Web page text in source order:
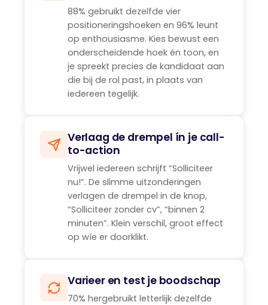
88% gebruikt dezelfde vier
positioneringshoeken en 96% leunt
op enthousiasme. Kies bewust een
onderscheidende hoek én toon, en
je spreekt precies de kandidaat aan
die bij de rol past, in plaats van
iedereen tegelijk.
Verlaag de drempel ín je call-
to-action
Vrijwel iedereen schrijft “Solliciteer
nu!”. De slimme uitzonderingen
verlagen de drempel in de knop,
“Solliciteer zonder cv”, “binnen 2
minuten”. Klein verschil, groot effect
op wíe er doorklikt.
Varieer en test je boodschap
70% hergebruikt letterlijk dezelfde